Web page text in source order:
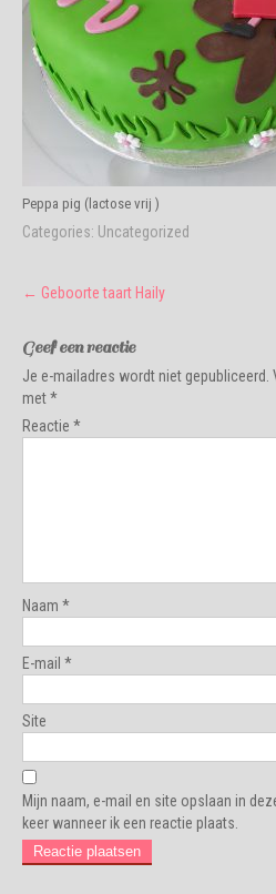
Peppa pig (lactose vrij )
Categories: Uncategorized
Post
navigation
← Geboorte taart Haily
Geef een reactie
Je e-mailadres wordt niet gepubliceerd.
met*
Reactie *
Naam *
E-mail *
Site
Mijn naam, e-mail en site opslaan in
keer wanneer ik een reactie plaats.